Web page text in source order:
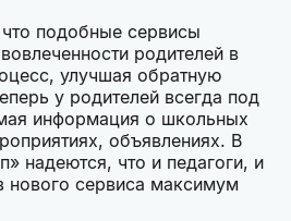
подобные сервисы
родителей в
улучшая обратную
у родителей всегда под
информация о школьных
объявлениях. В
надеются, что и педагоги, и
нового сервиса максимум